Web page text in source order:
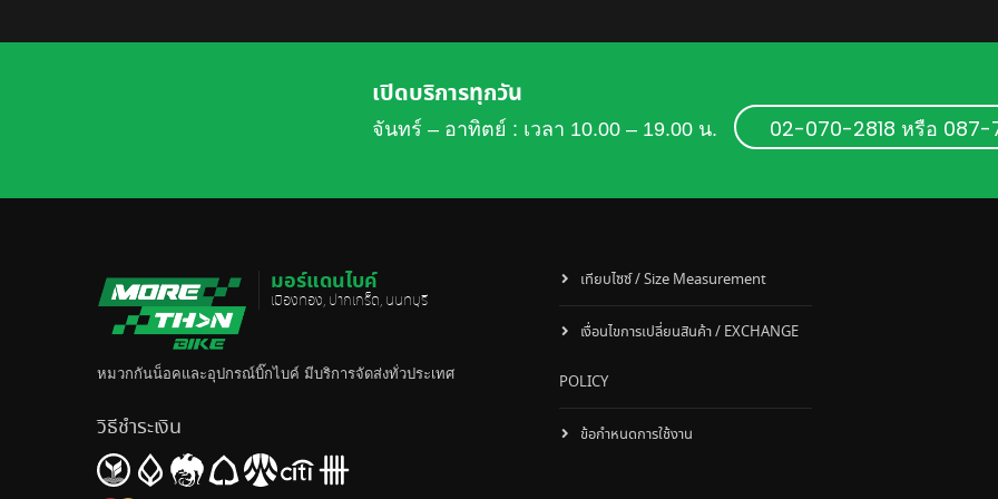
เปิดบริการทุกวัน
จันทร์ – อาทิตย์ : เวลา 10.00 – 19.00 น. 02-070-2818 หรือ
มอร์แดนไบค์
เมืองทอง, ปากเกร็ด, นนทบุรี
หมวกกันน็อคและอุปกรณ์บิ๊กไบค์ มีบริการจัดส่งทั่วประเทศ
วิธีชำระเงิน
เทียบไซซ์ / Size Measurement
เงื่อนไขการเปลี่ยนสินค้า / EXCHANGE
POLICY
ข้อกำหนดการใช้งาน